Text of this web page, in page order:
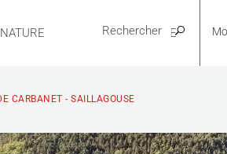
PRATIQUE
CARBANET - SAILLAGOUSE